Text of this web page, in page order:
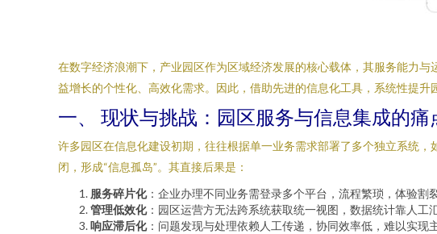
在数字经济浪潮下，产业园区作为区域经济发展的核心载体，其服务能力
益增长的个性化、高效化需求。因此，借助先进的信息化工具，系统性提
一、 现状与挑战：园区服务与信息集成的痛
许多园区在信息化建设初期，往往根据单一业务需求部署了多个独立系统
闭，形成“信息孤岛”。其直接后果是：
服务碎片化：企业办理不同业务需登录多个平台，流程繁琐，体验割裂
管理低效化：园区运营方无法跨系统获取统一视图，数据统计靠人工
响应滞后化：问题发现与处理依赖人工传递，协同效率低，难以实现